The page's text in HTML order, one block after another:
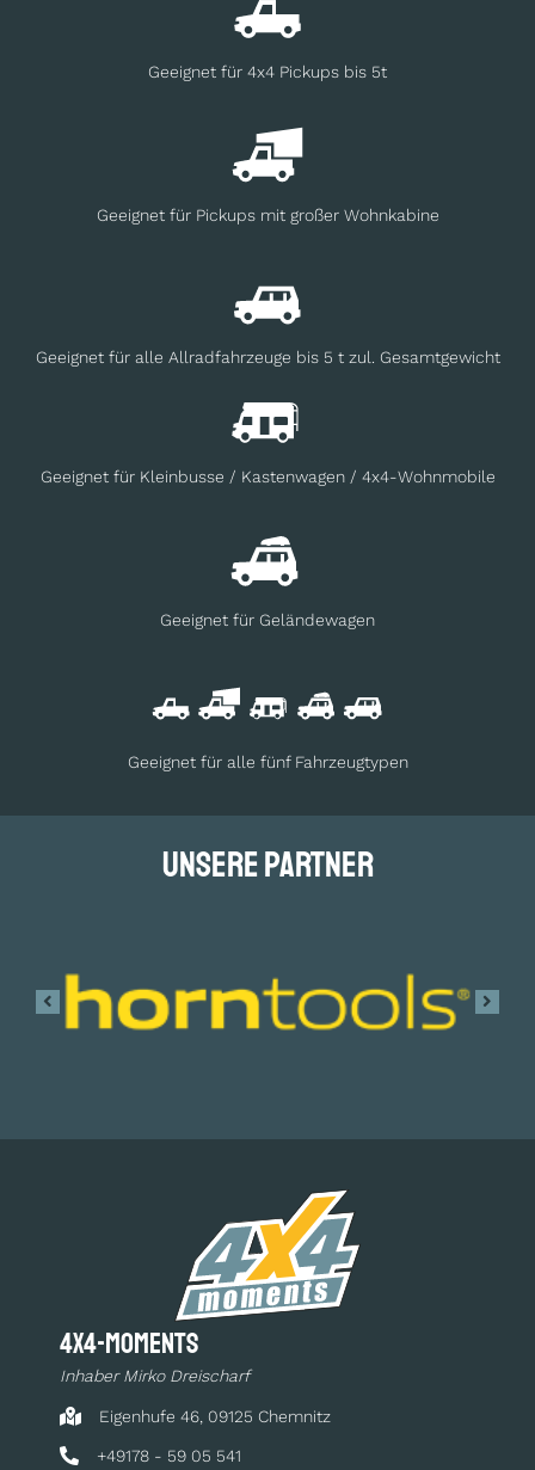
Geeignet für 4x4 Pickups bis 5t
Geeignet für Pickups mit großer Wohnkabine
Geeignet für alle Allradfahrzeuge bis 5 t zul. Gesamtgewicht
Geeignet für Kleinbusse / Kastenwagen / 4x4-Wohnmobile
Geeignet für Geländewagen
Geeignet für alle fünf Fahrzeugtypen
Unsere Partner
4x4-moments
Inhaber Mirko Dreischarf
Eigenhufe 46, 09125 Chemnitz
+49178 - 59 05 541